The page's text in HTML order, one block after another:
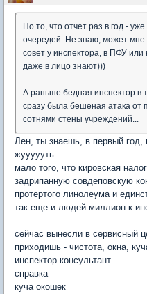
Но то, что отчет раз в год -
очередей. Не знаю, может мне
совет у инспектора, в ПФУ
даже в лицо знают)))
А раньше бедная инспектор в
сразу была бешеная атака
сотнями стены учреждений...
Лен, ты знаешь, в первый год,
жуууууть
мало того, что кировская
задрипанную совдеповскую
протертого линолеума и
так еще и людей миллион к
сейчас вынесли в сервисный
приходишь - чистота, окна,
инспектор консультант
справка
куча окошек